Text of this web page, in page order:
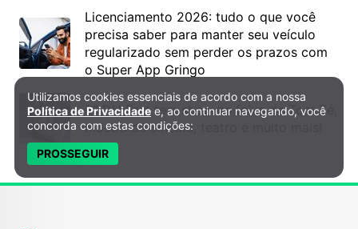
Licenciamento 2026: tudo o que você
precisa saber para manter seu veículo
regularizado sem perder os prazos com
o Super App Gringo
6º DH Fest tem show na faixa de Tom Zé,
mostra de cinema, teatro e muito mais!
Política de Privacidade e Cookies
Utilizamos cookies essenciais de acordo com a nossa
Política de Privacidade e, ao continuar navegando, você
concorda com estas condições:
PROSSEGUIR